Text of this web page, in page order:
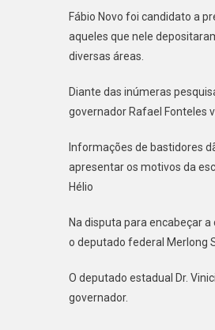
Fábio Novo foi candidato a
aqueles que nele
diversas áreas.
Diante das inúmeras
governador Rafael Fonteles
Informações de bastidores
apresentar os motivos da
Hélio
Na disputa para encabeçar
o deputado federal Merlong
O deputado estadual Dr.
governador.